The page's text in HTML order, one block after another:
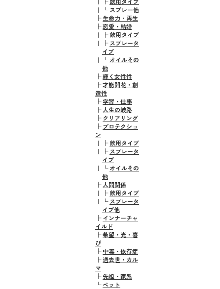
｜
└スプレー他
├ 生命力・再生
├恋愛・結婚
｜
├飲用タイプ
｜
├ スプレータ
イプ
｜
└オイルその
他
├輝く女性性
├才能開花・創
造性
├ 学習・仕事
├ 人生の岐路
├ クリアリング
├ プロテクショ
ン
｜
├飲用タイプ
｜
├ スプレータ
イプ
｜
└オイルその
他
├ 人間関係
｜
├飲用タイプ
｜
└スプレータ
イプ他
├ インナーチャ
イルド
├希望・光・喜
び
├ 中毒・依存症
├過去世・カル
マ
├ 先祖・家系
└ペット